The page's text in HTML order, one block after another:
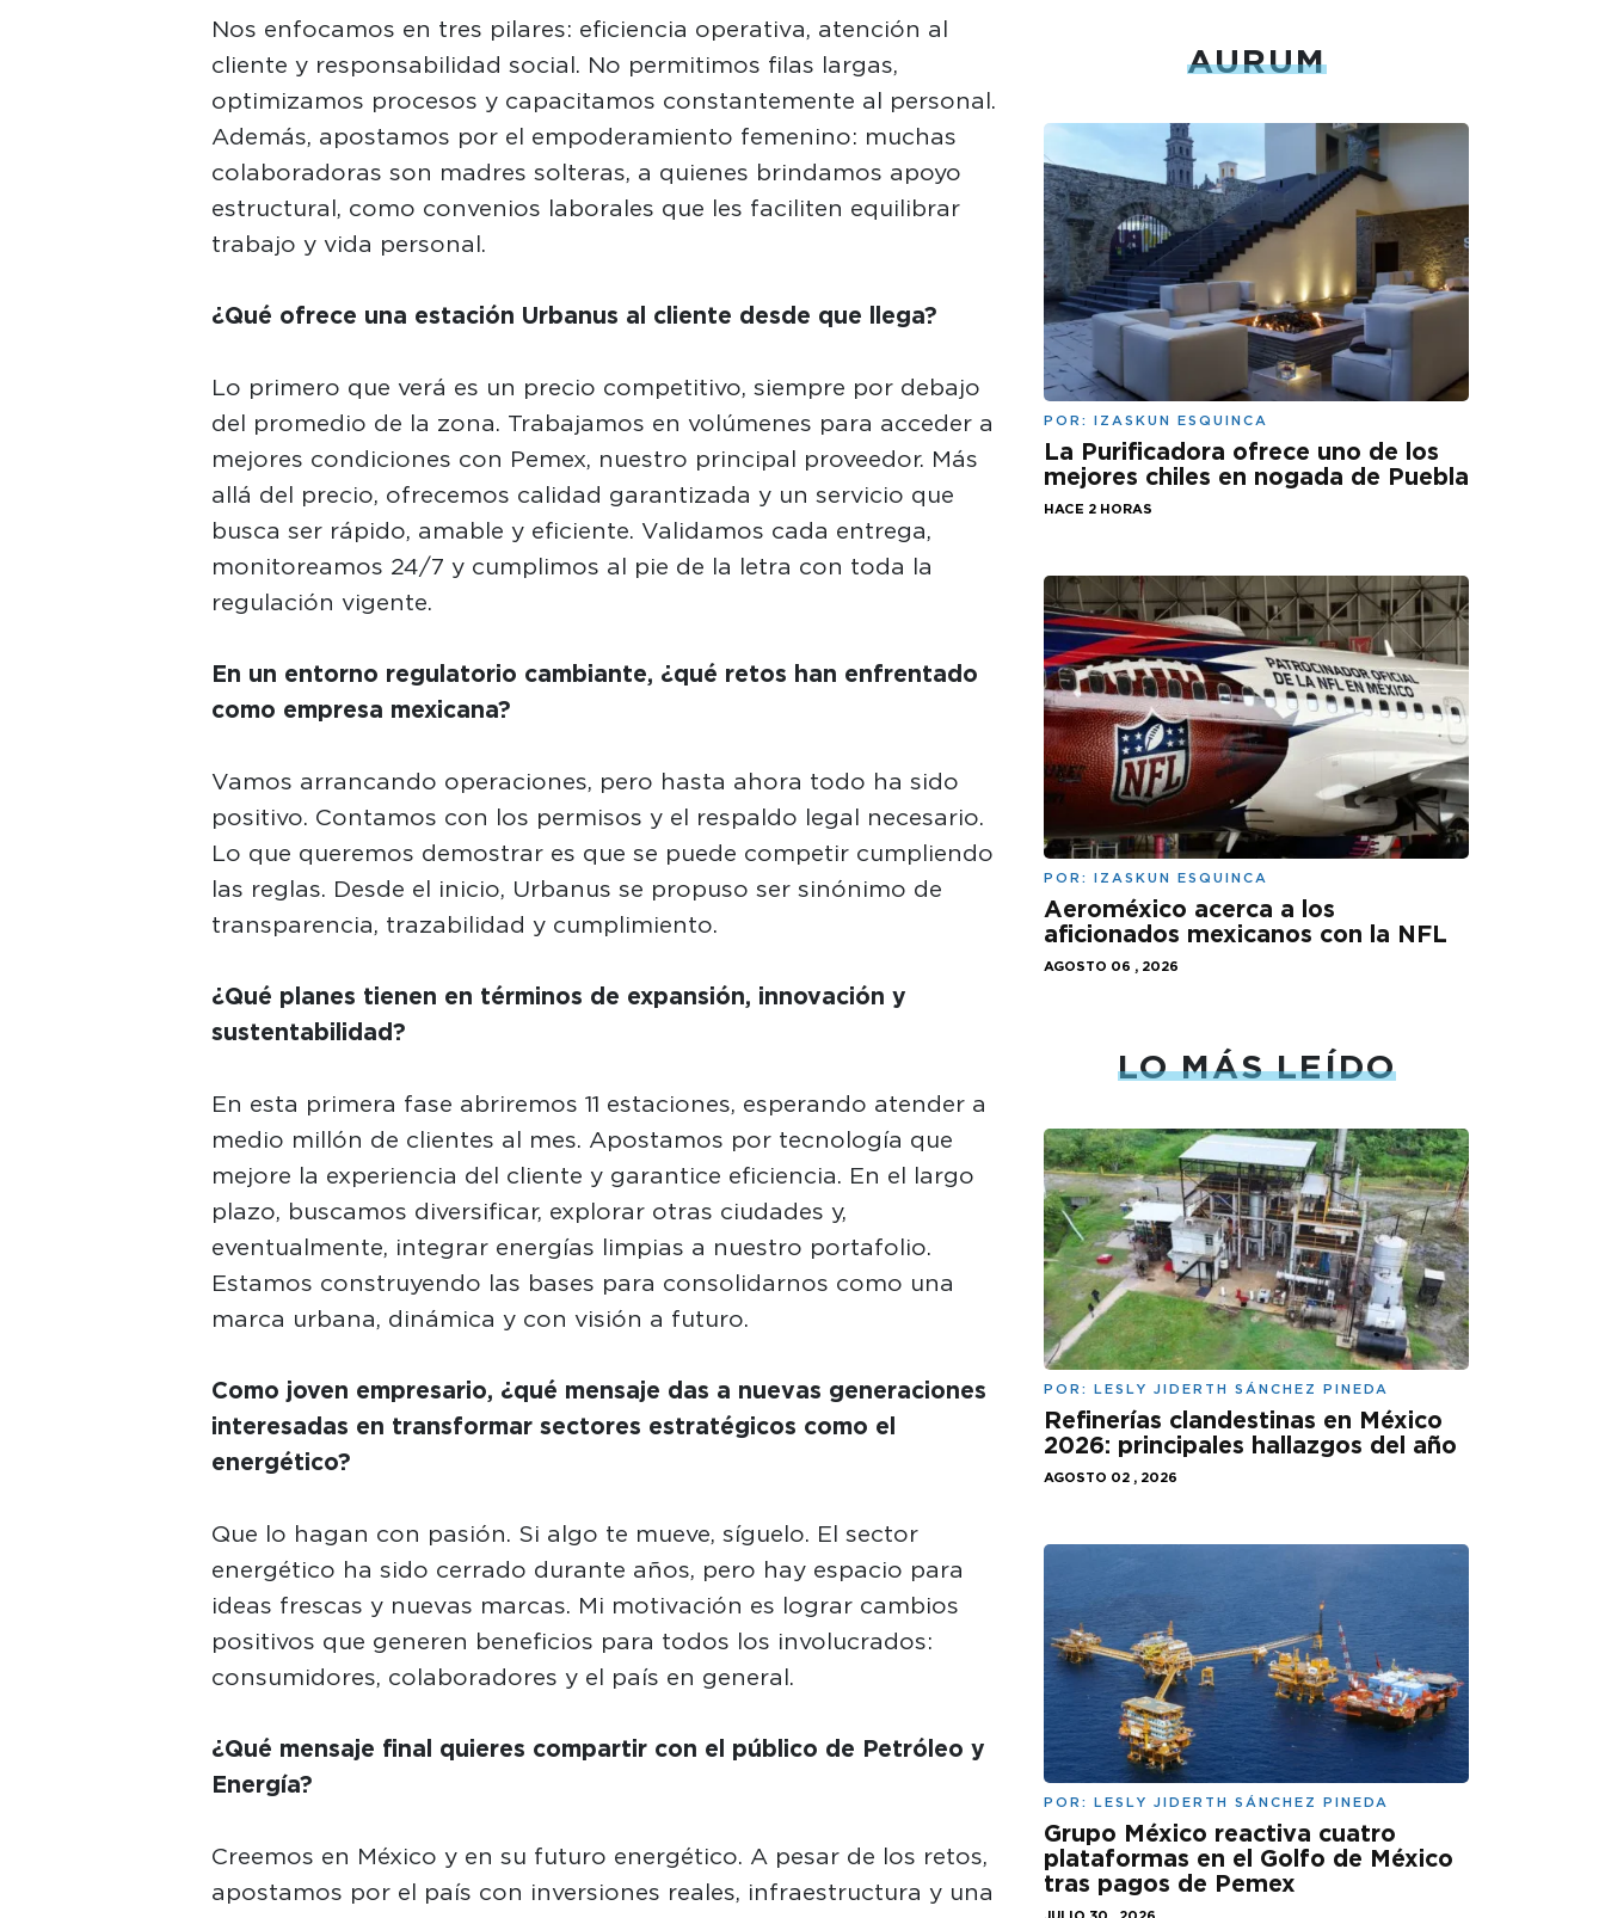
Nos enfocamos en tres pilares: eficiencia operativa, atención al
cliente y responsabilidad social. No permitimos filas largas,
optimizamos procesos y capacitamos constantemente al personal.
Además, apostamos por el empoderamiento femenino: muchas
colaboradoras son madres solteras, a quienes brindamos apoyo
estructural, como convenios laborales que les faciliten equilibrar
trabajo y vida personal.
¿Qué ofrece una estación Urbanus al cliente desde que llega?
Lo primero que verá es un precio competitivo, siempre por debajo
del promedio de la zona. Trabajamos en volúmenes para acceder a
mejores condiciones con Pemex, nuestro principal proveedor. Más
allá del precio, ofrecemos calidad garantizada y un servicio que
busca ser rápido, amable y eficiente. Validamos cada entrega,
monitoreamos 24/7 y cumplimos al pie de la letra con toda la
regulación vigente.
En un entorno regulatorio cambiante, ¿qué retos han enfrentado
como empresa mexicana?
Vamos arrancando operaciones, pero hasta ahora todo ha sido
positivo. Contamos con los permisos y el respaldo legal necesario.
Lo que queremos demostrar es que se puede competir cumpliendo
las reglas. Desde el inicio, Urbanus se propuso ser sinónimo de
transparencia, trazabilidad y cumplimiento.
¿Qué planes tienen en términos de expansión, innovación y
sustentabilidad?
En esta primera fase abriremos 11 estaciones, esperando atender a
medio millón de clientes al mes. Apostamos por tecnología que
mejore la experiencia del cliente y garantice eficiencia. En el largo
plazo, buscamos diversificar, explorar otras ciudades y,
eventualmente, integrar energías limpias a nuestro portafolio.
Estamos construyendo las bases para consolidarnos como una
marca urbana, dinámica y con visión a futuro.
Como joven empresario, ¿qué mensaje das a nuevas generaciones
interesadas en transformar sectores estratégicos como el
energético?
Que lo hagan con pasión. Si algo te mueve, síguelo. El sector
energético ha sido cerrado durante años, pero hay espacio para
ideas frescas y nuevas marcas. Mi motivación es lograr cambios
positivos que generen beneficios para todos los involucrados:
consumidores, colaboradores y el país en general.
¿Qué mensaje final quieres compartir con el público de Petróleo y
Energía?
Creemos en México y en su futuro energético. A pesar de los retos,
apostamos por el país con inversiones reales, infraestructura y una
AURUM
POR: IZASKUN ESQUINCA
La Purificadora ofrece uno de los
mejores chiles en nogada de Puebla
HACE 2 HORAS
POR: IZASKUN ESQUINCA
Aeroméxico acerca a los
aficionados mexicanos con la NFL
AGOSTO 06 , 2026
LO MÁS LEÍDO
POR: LESLY JIDERTH SÁNCHEZ PINEDA
Refinerías clandestinas en México
2026: principales hallazgos del año
AGOSTO 02 , 2026
POR: LESLY JIDERTH SÁNCHEZ PINEDA
Grupo México reactiva cuatro
plataformas en el Golfo de México
tras pagos de Pemex